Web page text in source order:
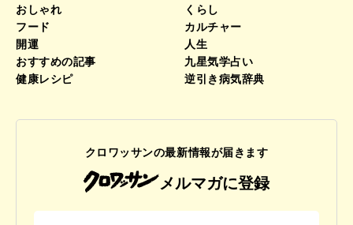
おしゃれ
くらし
フード
カルチャー
開運
人生
おすすめの記事
九星気学占い
健康レシピ
逆引き病気辞典
クロワッサンの最新情報が届きます
メルマガに登録